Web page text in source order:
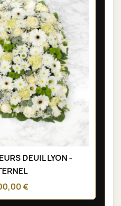
DEUIL LYON -
€